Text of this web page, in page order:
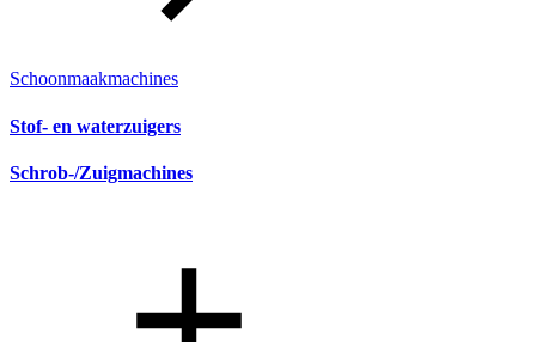
Schoonmaakmachines
Stof- en waterzuigers
Schrob-/Zuigmachines